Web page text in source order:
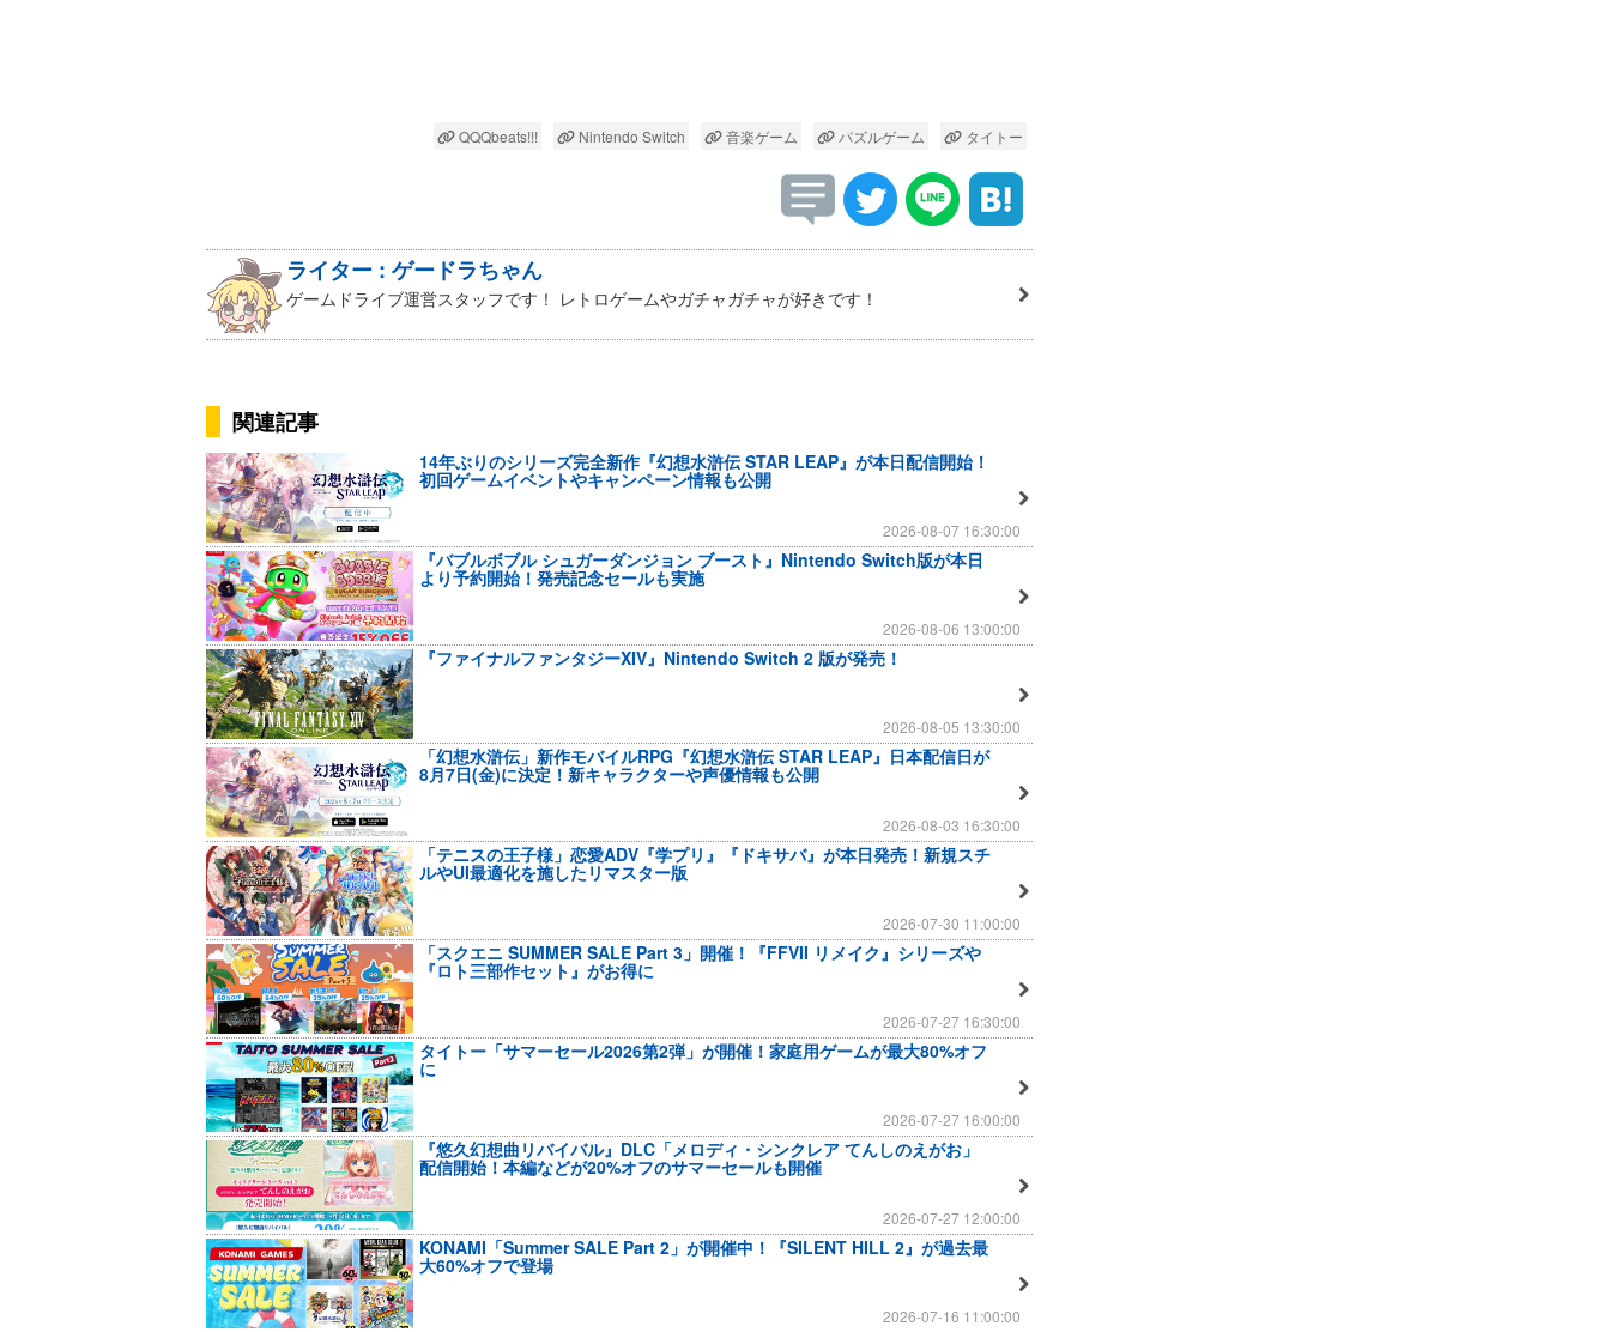
QQQbeats!!! Nintendo Switch 音楽ゲーム パズルゲーム タイトー
ライター : ゲードラちゃん
ゲームドライブ運営スタッフです！ レトロゲームやガチャガチャが好きです！
関連記事
14年ぶりのシリーズ完全新作『幻想水滸伝 STAR LEAP』が本日配信開始！
初回ゲームイベントやキャンペーン情報も公開
2026-08-07 16:30:00
『バブルボブル シュガーダンジョン ブースト』Nintendo Switch版が本日
より予約開始！発売記念セールも実施
2026-08-06 13:00:00
『ファイナルファンタジーXIV』Nintendo Switch 2 版が発売！
2026-08-05 13:30:00
「幻想水滸伝」新作モバイルRPG『幻想水滸伝 STAR LEAP』日本配信日が
8月7日(金)に決定！新キャラクターや声優情報も公開
2026-08-03 16:30:00
「テニスの王子様」恋愛ADV『学プリ』『ドキサバ』が本日発売！新規スチ
ルやUI最適化を施したリマスター版
2026-07-30 11:00:00
「スクエニ SUMMER SALE Part 3」開催！『FFVII リメイク』シリーズや
『ロト三部作セット』がお得に
2026-07-27 16:30:00
タイトー「サマーセール2026第2弾」が開催！家庭用ゲームが最大80%オフ
に
2026-07-27 16:00:00
『悠久幻想曲リバイバル』DLC「メロディ・シンクレア てんしのえがお」
配信開始！本編などが20%オフのサマーセールも開催
2026-07-27 12:00:00
KONAMI「Summer SALE Part 2」が開催中！『SILENT HILL 2』が過去最
大60%オフで登場
2026-07-16 11:00:00